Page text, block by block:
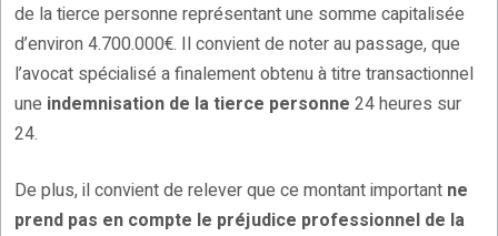
de la tierce personne représentant une somme capitalisée
d’environ 4.700.000€. Il convient de noter au passage, que
l’avocat spécialisé a finalement obtenu à titre transactionnel
une indemnisation de la tierce personne 24 heures sur
24.
De plus, il convient de relever que ce montant important ne
prend pas en compte le préjudice professionnel de la